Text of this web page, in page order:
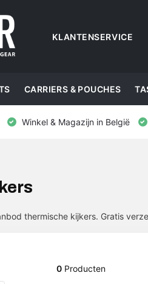
KLANTENSERVICE
CARRIERS & POUCHES
Winkel & Magazijn in België
thermische kijkers. Gratis
0Producten